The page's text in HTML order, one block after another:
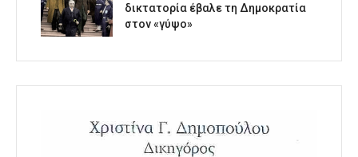
δικτατορία έβαλε τη Δημοκρατία
στον «γύψο»